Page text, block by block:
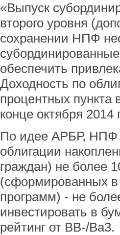
«Выпуск
второго уровня
сохранении НПФ
обеспечить
Доходность по
процентных пункта
конце октября 2014
По идее АРБР, НПФ
облигации
граждан) не более
(сформированных
программ) - не
инвестировать в
рейтинг от ВВ-/Ва3.